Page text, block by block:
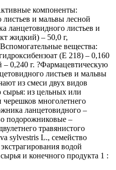
компоненты:
и мальвы лесной
ланцетовидного листьев и
жидкий) – 50,0 г,
вещества:
(Е 218) – 0,160
– 0,240 г. ?Фармацевтическую
листьев и мальвы
из смеси двух видов
сырья: из цельных или
многолетнего
ланцетовидного –
подорожниковые –
травянистого
sylvestris L., семейство
водой
и конечного продукта 1 :